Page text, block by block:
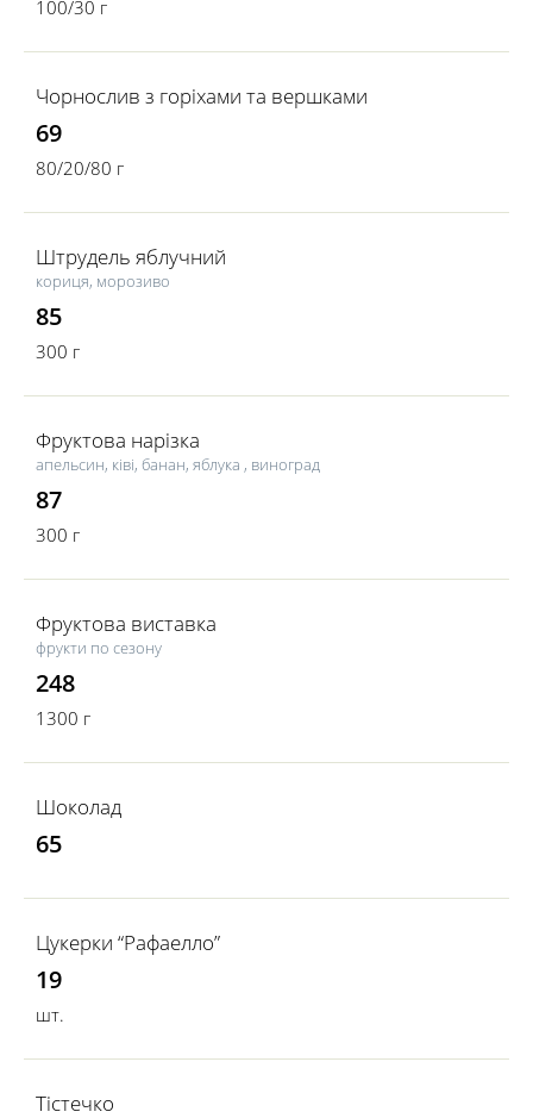
100/30 г
Чорнослив з горіхами та вершками
69
80/20/80 г
Штрудель яблучний
кориця, морозиво
85
300 г
Фруктова нарізка
апельсин, ківі, банан, яблука , виноград
87
300 г
Фруктова виставка
фрукти по сезону
248
1300 г
Шоколад
65
Цукерки “Рафаелло”
19
шт.
Тістечко